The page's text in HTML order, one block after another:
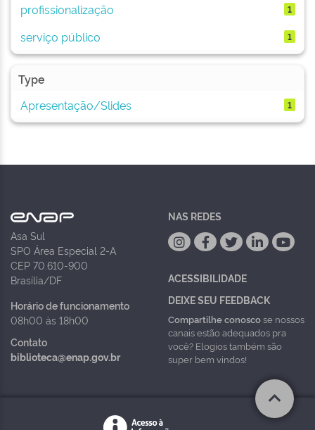
profissionalização 1
serviço público 1
Type
Apresentação/Slides
1
Asa Sul
SPO Área Especial 2-A
CEP 70.610-900
Brasília/DF
Horário de funcionamento
08h00 às 18h00
Contato
biblioteca@enap.gov.br
NAS REDES
ACESSIBILIDADE
DEIXE SEU FEEDBACK
Compartilhe conoscose nossos
canais estão adequados pra
você? Elogios também são
super bem vindos!